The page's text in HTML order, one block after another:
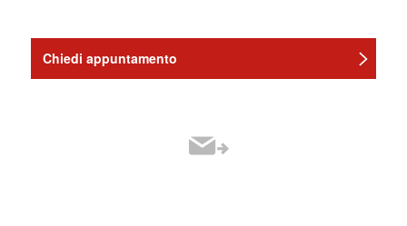
Chiedi appuntamento